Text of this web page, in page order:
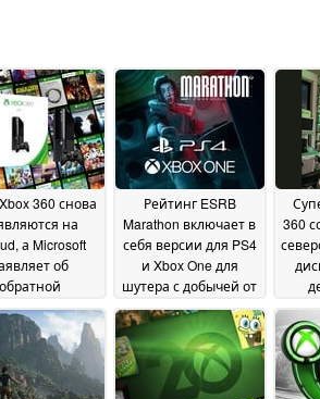
360 снова
на
а Microsoft
об
обратной
05 April
2026
Рейтинг ESRB
Marathon включает в
себя версии для PS4
и Xbox One для
шутера с добычей от
Bungie05 March 2026
360